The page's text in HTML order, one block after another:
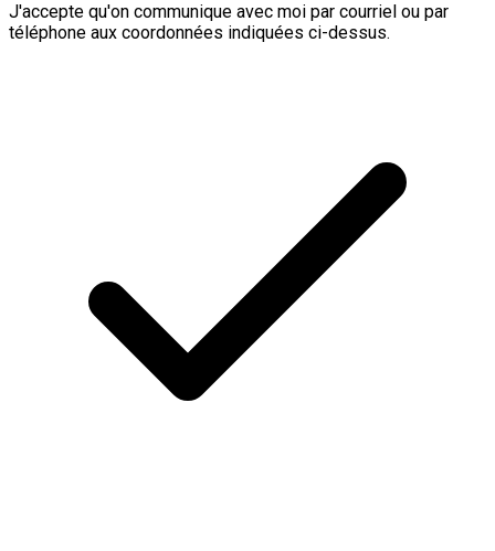
J'accepte qu'on communique avec moi par courriel ou par
téléphone aux coordonnées indiquées ci-dessus.